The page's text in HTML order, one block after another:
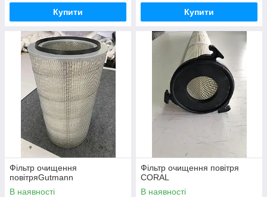
Купити Купити
Фільтр очищення
повітряGutmann
В наявності
Фільтр очищення повітря
CORAL
В наявності